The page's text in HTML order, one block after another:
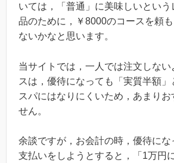
いては，「普通」に美味しいとい
品のために，￥8000のコースを頼
ないかなと思います。
当サイトでは，一人では注文しな
スは，優待になっても「実質半額」
スパにはなりにくいため，あまりお
せん。
余談ですが，お会計の時，優待に
支払いをしようとすると，「1万円